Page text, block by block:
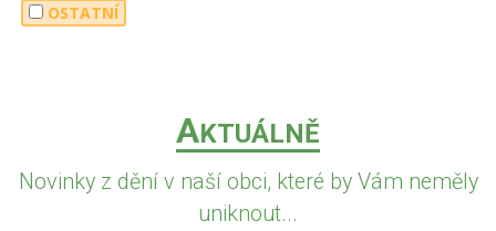
OSTATNÍ
AKTUÁLNĚ
Novinky z dění v naší obci, které by Vám neměly
uniknout...